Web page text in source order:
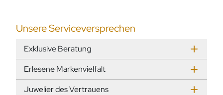
Unsere Serviceversprechen
Exklusive Beratung
Erlesene Markenvielfalt
Juwelier des Vertrauens